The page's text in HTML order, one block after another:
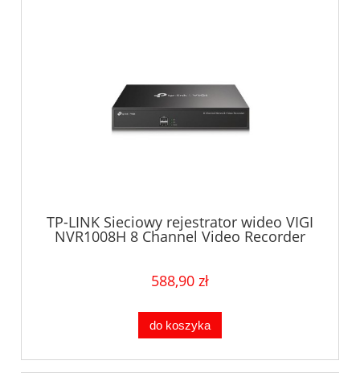
TP-LINK Sieciowy rejestrator wideo VIGI
NVR1008H 8 Channel Video Recorder
588,90 zł
do koszyka